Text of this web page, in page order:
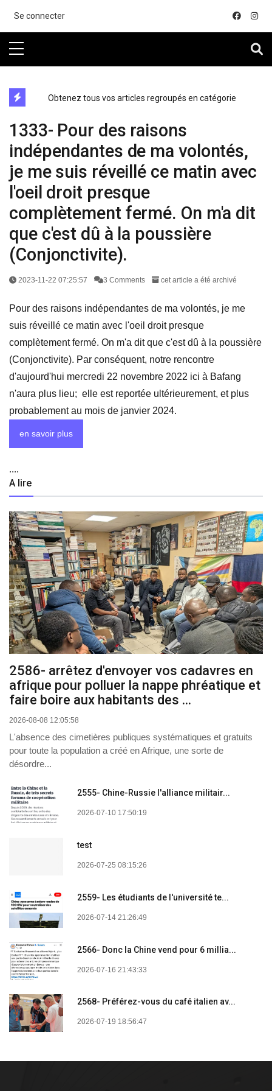
Se connecter
Obtenez tous vos articles regroupés en catégorie
1333- Pour des raisons
indépendantes de ma volontés,
je me suis réveillé ce matin avec
l'oeil droit presque
complètement fermé. On m'a dit
que c'est dû à la poussière
(Conjonctivite).
2023-11-22 07:25:57 3 Comments cet article a été archivé
Pour des raisons indépendantes de ma volontés, je me
suis réveillé ce matin avec l'oeil droit presque
complètement fermé. On m'a dit que c'est dû à la poussière
(Conjonctivite). Par conséquent, notre rencontre
d'aujourd'hui mercredi 22 novembre 2022 ici à Bafang
n'aura plus lieu; elle est reportée ultérieurement, et plus
probablement au mois de janvier 2024.
en savoir plus
....
A lire
2586- arrêtez d'envoyer vos cadavres en
afrique pour polluer la nappe phréatique et
faire boire aux habitants des ...
2026-08-08 12:05:58
L'absence des cimetières publiques systématiques et gratuits
pour toute la population a créé en Afrique, une sorte de
désordre...
2555- Chine-Russie l'alliance militair...
2026-07-10 17:50:19
test
2026-07-25 08:15:26
2559- Les étudiants de l'université te...
2026-07-14 21:26:49
2566- Donc la Chine vend pour 6 millia...
2026-07-16 21:43:33
2568- Préférez-vous du café italien av...
2026-07-19 18:56:47